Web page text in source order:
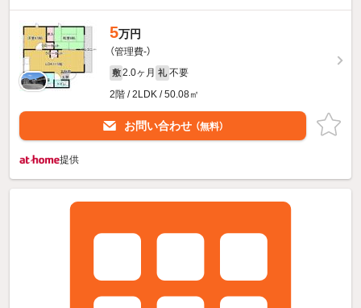
5万円
（管理費-）
敷 2.0ヶ月 礼 不要
2階 / 2LDK / 50.08㎡
お問い合わせ （無料）
提供